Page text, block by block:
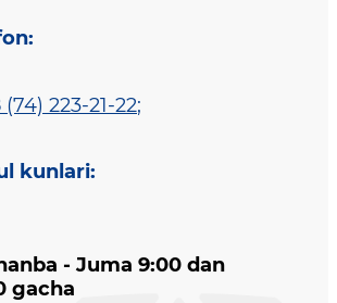
:
(74) 223-21-22;
kunlari:
- Juma 9:00 dan
gacha